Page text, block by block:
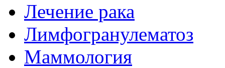
Лечение рака
Лимфогранулематоз
Маммология